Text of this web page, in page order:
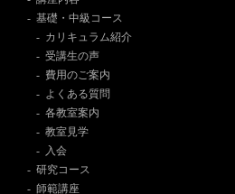
基礎・中級コース
カリキュラム紹介
受講生の声
費用のご案内
よくある質問
各教室案内
教室見学
入会
研究コース
師範講座